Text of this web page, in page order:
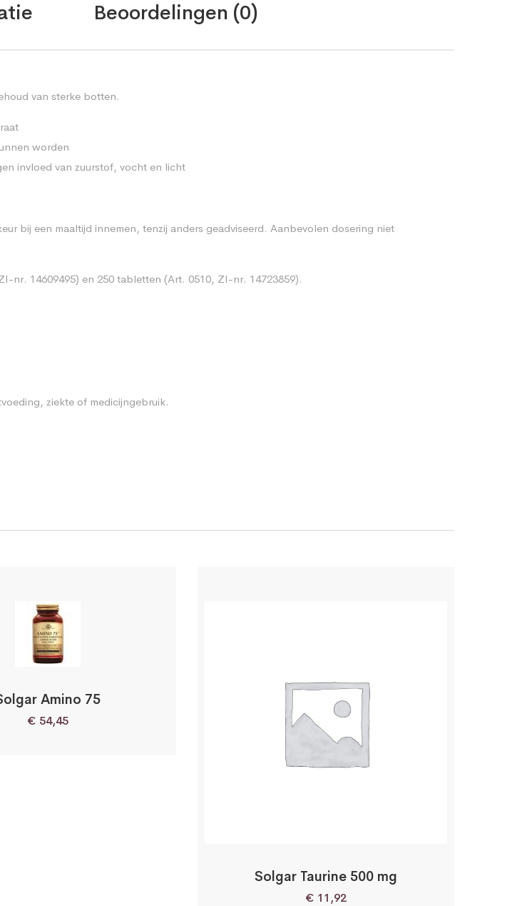
Beoordelingen (0)
van sterke botten.
worden
invloed van zuurstof, vocht en licht
bij een maaltijd innemen, tenzij anders geadviseerd. Aanbevolen dosering niet
nr. 14609495) en 250 tabletten (Art. 0510, ZI-nr. 14723859).
ziekte of medicijngebruik.
Amino 75
€ 54,45
Solgar Taurine 500 mg
€ 11,92